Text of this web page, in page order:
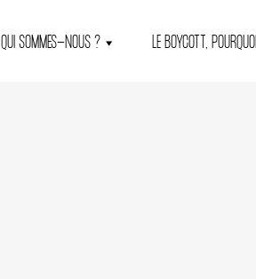
QUI SOMMES-NOUS ? LE BOYCOTT,